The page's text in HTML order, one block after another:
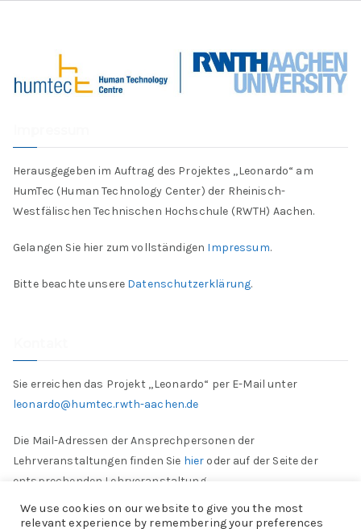
Herausgegeben im Auftrag des Projektes „Leonardo“ am
HumTec (Human Technology Center) der Rheinisch-
Westfälischen Technischen Hochschule (RWTH) Aachen.
Gelangen Sie hier zum vollständigen Impressum.
Bitte beachte unsere Datenschutzerklärung.
Sie erreichen das Projekt „Leonardo“ per E-Mail unter
leonardo@humtec.rwth-aachen.de
Die Mail-Adressen der Ansprechpersonen der
Lehrveranstaltungen finden Sie hier oder auf der Seite der
entsprechenden Lehrveranstaltung.
We use cookies on our website to give you the most
relevant experience by remembering your preferences